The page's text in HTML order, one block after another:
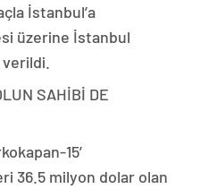
İstanbul’a
üzerine İstanbul
SAHİBİ DE
15’
36.5 milyon dolar olan